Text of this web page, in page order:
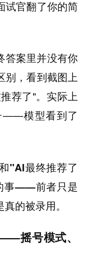
试官翻了你的简
答案里并没有你
别，看到截图上
荐了"。实际上
——模型看到了
"AI最终推荐了
事——前者只是
的被录用。
摇号模式、